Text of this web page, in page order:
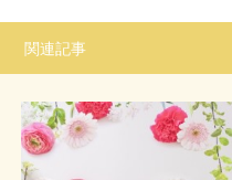
関連記事